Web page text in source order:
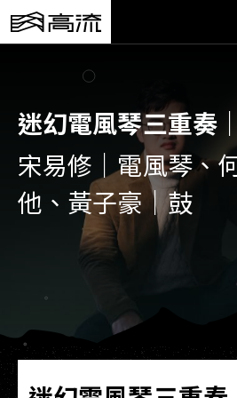
迷幻電風琴三重奏
宋易修｜電風琴、
他、黃子豪｜鼓